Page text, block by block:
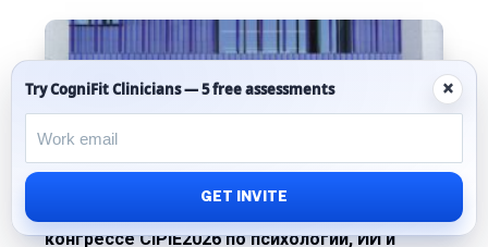
CogniFit приняла участие в международном
конгрессе CIPIE2026 по психологии, ИИ и
Try CogniFit Clinicians — 5 free assessments ×
GET INVITE